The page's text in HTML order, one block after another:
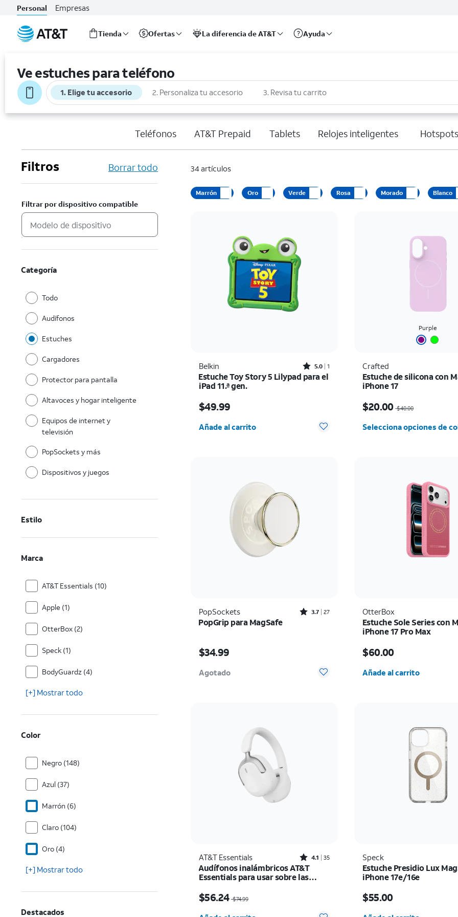
Personal Empresas
Tienda Ofertas La diferencia de AT&T Ayuda
Ve estuches para teléfono
1. Elige tu accesorio 2. Personaliza tu accesorio 3. Revisa tu carrito
Teléfonos AT&T Prepaid Tablets Relojes inteligentes
Filtros Borrar todo
Filtrar por dispositivo compatible
Categoría
Todo
Audífonos
Estuches
Cargadores
Protector para pantalla
Altavoces y hogar inteligente
Equipos de internet y
televisión
PopSockets y más
Dispositivos y juegos
Estilo
Marca
AT&T Essentials (10)
Apple (1)
OtterBox (2)
Speck (1)
BodyGuardz (4)
[+] Mostrar todo
Color
Negro (148)
Azul (37)
Marrón (6)
Claro (104)
Oro (4)
[+] Mostrar todo
Destacados
34 artículos
Marrón Oro Verde Rosa Morado Blanco
Belkin Rated5out of 5 stars with1reviews
5.0 1
Estuche Toy Story 5 Lilypad para el
iPad 11.ª gen.
$49.99
Añade al carrito
Purple
Crafted
Estuche de silicona con
iPhone 17
$20.00 $40.00
Selecciona opciones de
PopSockets Rated3.7out of 5 stars with27reviews
3.7 27
PopGrip para MagSafe
$34.99
Agotado
OtterBox
Estuche Sole Series con
iPhone 17 Pro Max
$60.00
Añade al carrito
AT&T Essentials Rated4.1out of 5 stars with35reviews
4.1 35
Audífonos inalámbricos AT&T
Essentials para usar sobre las
$56.24 $74.99
Cantidad seleccionada: 0
Speck
Estuche Presidio Lux
iPhone 17e/16e
$55.00
Cantidad seleccionada: